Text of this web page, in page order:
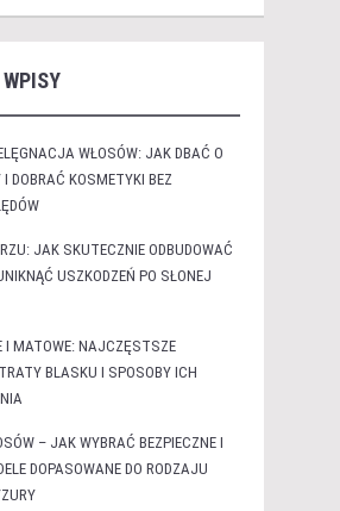
WŁOSÓW: JAK DBAĆ O
I DOBRAĆ KOSMETYKI BEZ
JAK SKUTECZNIE ODBUDOWAĆ
USZKODZEŃ PO SŁONEJ
I MATOWE: NAJCZĘSTSZE
BLASKU I SPOSOBY ICH
– JAK WYBRAĆ BEZPIECZNE I
DOPASOWANE DO RODZAJU